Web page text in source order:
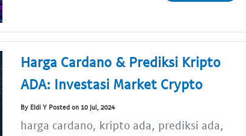
Harga Cardano & Prediksi Kripto
ADA: Investasi Market Crypto
By Eldi Y Posted on 10 Jul, 2024
harga cardano, kripto ada, prediksi ada,